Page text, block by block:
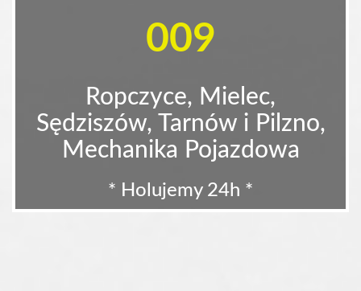
009
Ropczyce, Mielec,
Sędziszów, Tarnów i Pilzno,
Mechanika Pojazdowa
* Holujemy 24h *